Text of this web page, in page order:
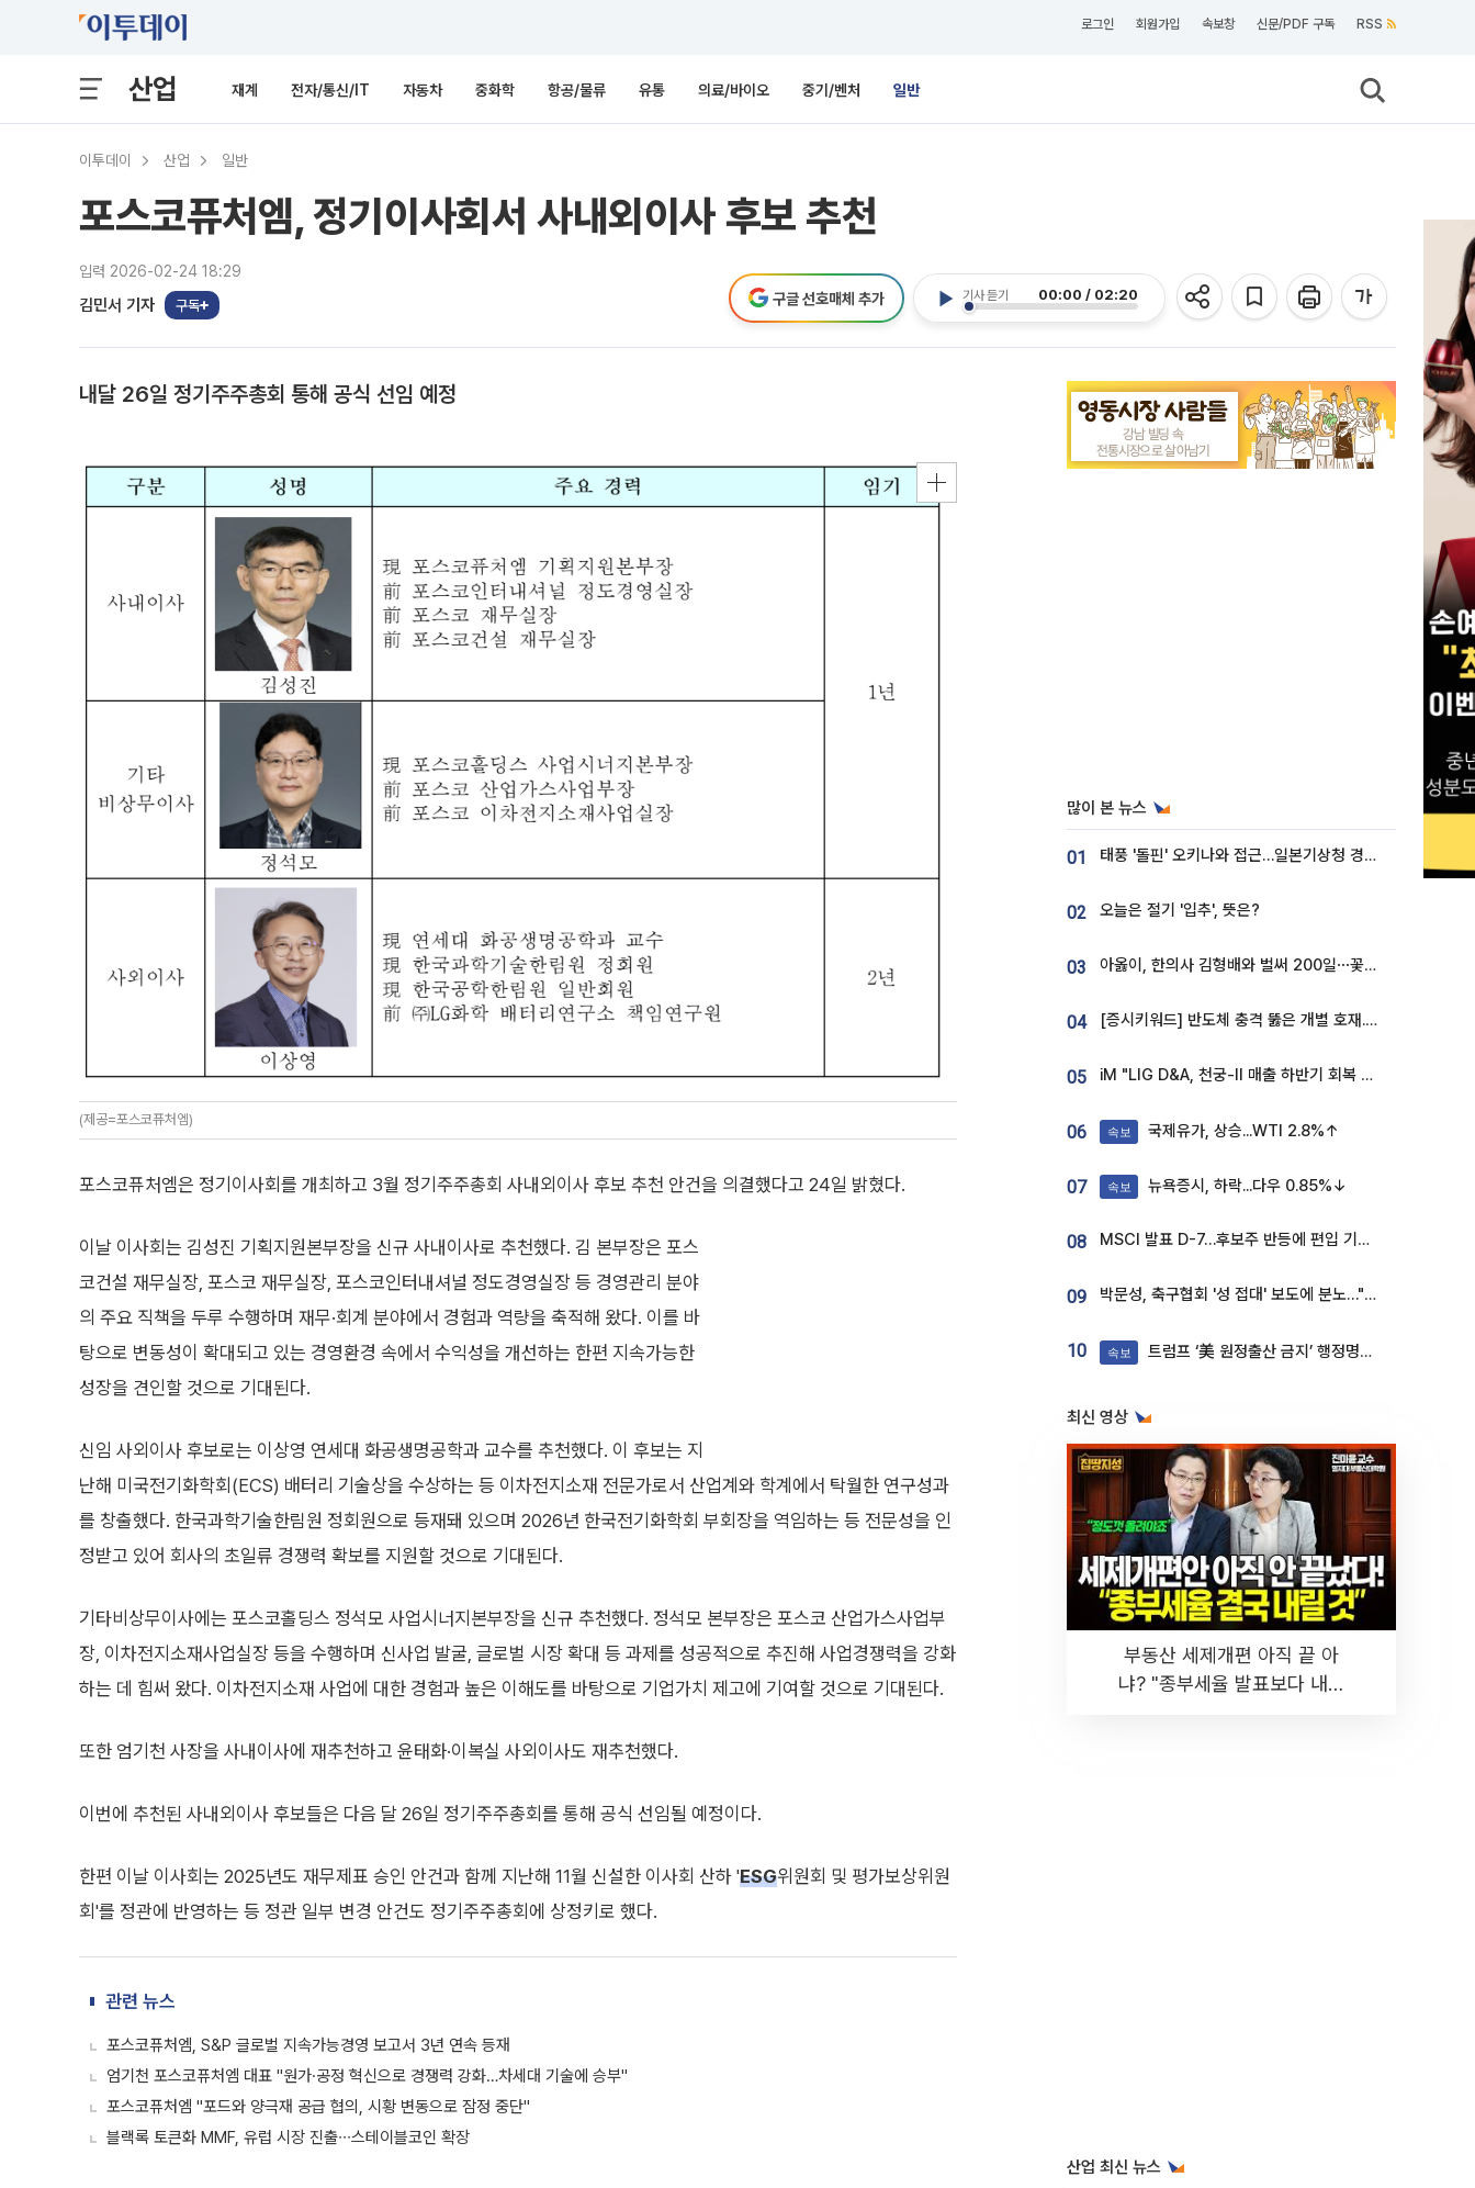
로그인 회원가입 속보창 신문/PDF 구독 RSS
산업 재계 전자/통신/IT 자동차 중화학 항공/물류 유통 의료/바이오 중기/벤처 일반
이투데이 산업 일반
포스코퓨처엠, 정기이사회서 사내외이사 후보 추천
입력 2026-02-24 18:29
김민서 기자 구독
기사 듣기 00:00 / 02:20
구글 선호매체 추가
내달 26일 정기주주총회 통해 공식 선임 예정
(제공=포스코퓨처엠)
포스코퓨처엠은 정기이사회를 개최하고 3월 정기주주총회 사내외이사 후보 추천 안건을 의결했다고 24일 밝혔다.
이날 이사회는 김성진 기획지원본부장을 신규 사내이사로 추천했다. 김 본부장은 포스
코건설 재무실장, 포스코 재무실장, 포스코인터내셔널 정도경영실장 등 경영관리 분야
의 주요 직책을 두루 수행하며 재무·회계 분야에서 경험과 역량을 축적해 왔다. 이를 바
탕으로 변동성이 확대되고 있는 경영환경 속에서 수익성을 개선하는 한편 지속가능한
성장을 견인할 것으로 기대된다.
신임 사외이사 후보로는 이상영 연세대 화공생명공학과 교수를 추천했다. 이 후보는 지
난해 미국전기화학회(ECS) 배터리 기술상을 수상하는 등 이차전지소재 전문가로서 산업계와 학계에서 탁월한 연구성과
를 창출했다. 한국과학기술한림원 정회원으로 등재돼 있으며 2026년 한국전기화학회 부회장을 역임하는 등 전문성을 인
정받고 있어 회사의 초일류 경쟁력 확보를 지원할 것으로 기대된다.
기타비상무이사에는 포스코홀딩스 정석모 사업시너지본부장을 신규 추천했다. 정석모 본부장은 포스코 산업가스사업부
장, 이차전지소재사업실장 등을 수행하며 신사업 발굴, 글로벌 시장 확대 등 과제를 성공적으로 추진해 사업경쟁력을 강화
하는 데 힘써 왔다. 이차전지소재 사업에 대한 경험과 높은 이해도를 바탕으로 기업가치 제고에 기여할 것으로 기대된다.
또한 엄기천 사장을 사내이사에 재추천하고 윤태화·이복실 사외이사도 재추천했다.
이번에 추천된 사내외이사 후보들은 다음 달 26일 정기주주총회를 통해 공식 선임될 예정이다.
한편 이날 이사회는 2025년도 재무제표 승인 안건과 함께 지난해 11월 신설한 이사회 산하 'ESG위원회 및 평가보상위원
회'를 정관에 반영하는 등 정관 일부 변경 안건도 정기주주총회에 상정키로 했다.
관련 뉴스
포스코퓨처엠, S&P 글로벌 지속가능경영 보고서 3년 연속 등재
엄기천 포스코퓨처엠 대표 "원가·공정 혁신으로 경쟁력 강화…차세대 기술에 승부"
포스코퓨처엠 "포드와 양극재 공급 협의, 시황 변동으로 잠정 중단"
블랙록 토큰화 MMF, 유럽 시장 진출∙∙∙스테이블코인 확장
많이 본 뉴스
01 태풍 '돌핀' 오키나와 접근…일본기상청 경로 업데이트
02 오늘은 절기 '입추', 뜻은?
03 아옳이, 한의사 김형배와 벌써 200일⋯꽃다발 들고 "프러포즈 아냐"
04 [증시키워드] 반도체 충격 뚫은 개별 호재...포스코퓨처엠·에코프로·한화솔루션 '눈길'
05 iM "LIG D&A, 천궁-II 매출 하반기 회복 전망…방산 톱픽 유지"
06 속보 국제유가, 상승...WTI 2.8%↑
07 속보 뉴욕증시, 하락...다우 0.85%↓
08 MSCI 발표 D-7…후보주 반등에 편입 기대 재점화
09 박문성, 축구협회 '성 접대' 보도에 분노…"다 말아먹으려고 작정했나"
10 속보 트럼프 ‘美 원정출산 금지’ 행정명령 서명
최신 영상
부동산 세제개편 아직 끝 아
냐? "종부세율 발표보다 내릴
산업 최신 뉴스